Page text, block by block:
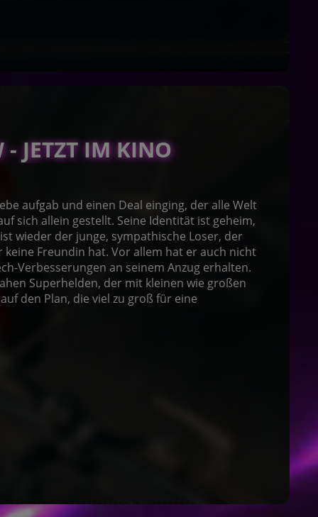
JETZT IM KINO
aufgab und einen Deal einging, der alle Welt
sich allein gestellt. Seine Identität ist geheim,
wieder der junge, sympathische Loser, der
Freundin hat. Vor allem hat er auch nicht
Verbesserungen an seinem Anzug erhalten.
Superhelden, der mit kleinen wie großen
den Plan, die viel zu groß für eine